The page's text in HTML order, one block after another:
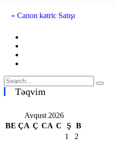
« Canon katric Satışı
Təqvim
Avqust 2026
BE ÇA Ç CA C Ş
B
1
2